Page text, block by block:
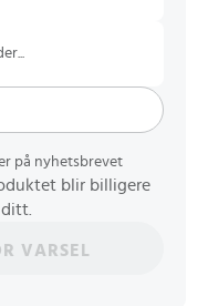
på nyhetsbrevet
blir billigere
VARSEL